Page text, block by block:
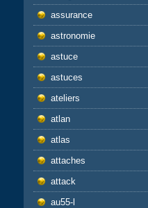
assurance
astronomie
astuce
astuces
ateliers
atlan
atlas
attaches
attack
au55-l